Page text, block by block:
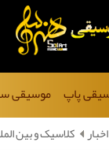
پاپ موسیقی
اخبار کلاسیک و بین